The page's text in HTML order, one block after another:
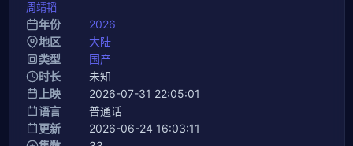
周靖韬
年份
2026
地区
大陆
类型
国产
时长
未知
上映
2026-07-31 22:05:01
语言
普通话
更新
2026-06-24 16:03:11